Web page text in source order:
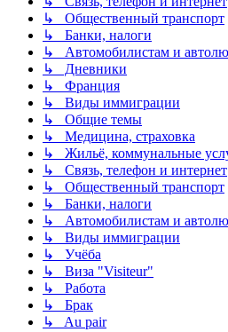
↳ Общественный транспорт
↳ Банки, налоги
↳ Автомобилистам и
↳ Дневники
↳ Франция
↳ Виды иммиграции
↳ Общие темы
↳ Медицина, страховка
↳ Жильё, коммунальные
↳ Связь, телефон и интернет
↳ Общественный транспорт
↳ Банки, налоги
↳ Автомобилистам и
↳ Виды иммиграции
↳ Учёба
↳ Виза "Visiteur"
↳ Работа
↳ Брак
↳ Au pair